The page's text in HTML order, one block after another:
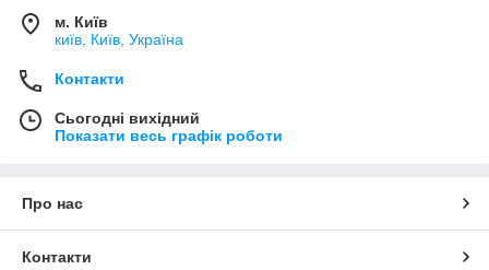
м. Київ
київ, Київ, Україна
Контакти
Сьогодні вихідний
Показати весь графік роботи
Про нас
Контакти